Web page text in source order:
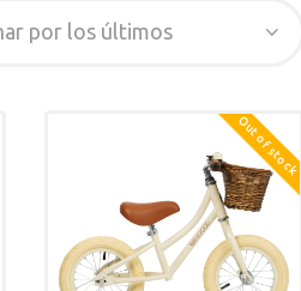
Out of stock